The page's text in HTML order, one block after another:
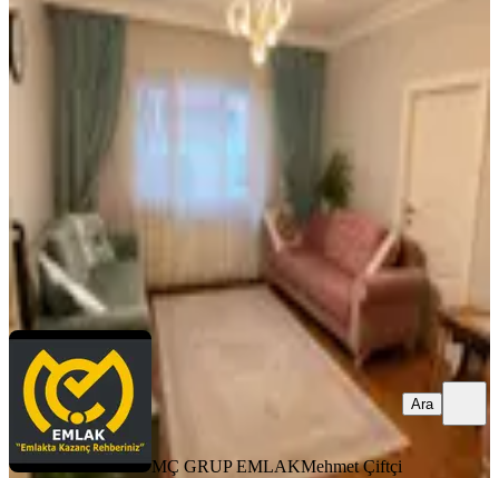
Mç Emlak Mareşall Çakmak Ma 3+1
Satılık Daire
Sincan, Maraşal Çakmak Mahallesi
MÇ GRUP EMLAK
Ara
MÇ GRUP EMLAKMehmet Çiftçi
Ara